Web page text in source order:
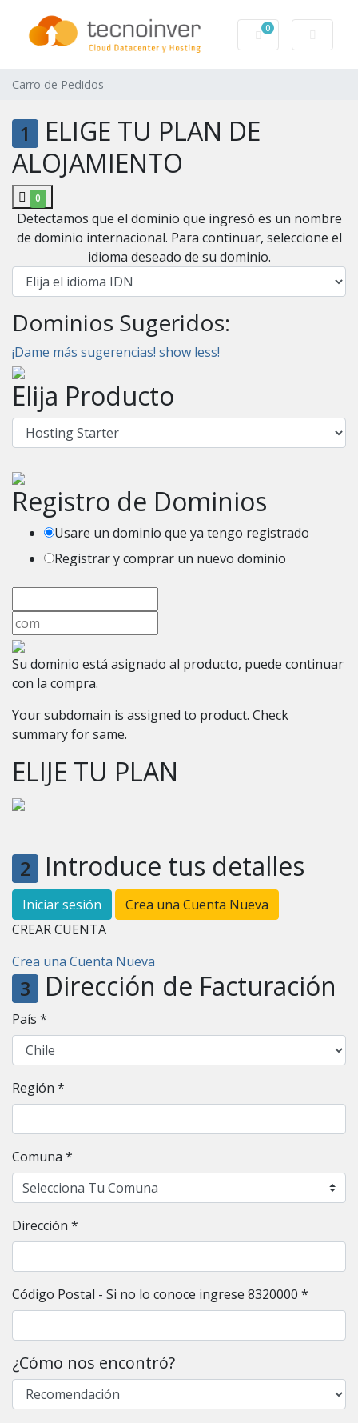
0
Carro de Pedidos
Carro de Pedidos
1
ELIGE TU PLAN DE
ALOJAMIENTO
0
Detectamos que el dominio que ingresó es un nombre
de dominio internacional. Para continuar, seleccione el
idioma deseado de su dominio.
Dominios Sugeridos:
¡Dame más sugerencias! show less!
Elija Producto
Registro de Dominios
Usare un dominio que ya tengo registrado
Registrar y comprar un nuevo dominio
Su dominio está asignado al producto, puede continuar
con la compra.
Your subdomain is assigned to product. Check
summary for same.
ELIJE TU PLAN
2 Introduce tus detalles
Iniciar sesión
Crea una Cuenta Nueva
CREAR CUENTA
Crea una Cuenta Nueva
3 Dirección de Facturación
País *
Región *
Comuna *
Dirección *
Código Postal - Si no lo conoce ingrese 8320000 *
¿Cómo nos encontró?